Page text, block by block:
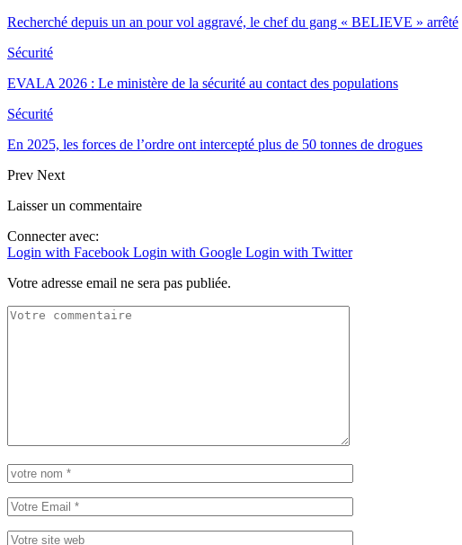
Recherché depuis un an pour vol aggravé, le chef du gang « BELIEVE » arrêté
Sécurité
EVALA 2026 : Le ministère de la sécurité au contact des populations
Sécurité
En 2025, les forces de l’ordre ont intercepté plus de 50 tonnes de drogues
Prev Next
Laisser un commentaire
Connecter avec:
Login with Facebook Login with Google Login with Twitter
Votre adresse email ne sera pas publiée.